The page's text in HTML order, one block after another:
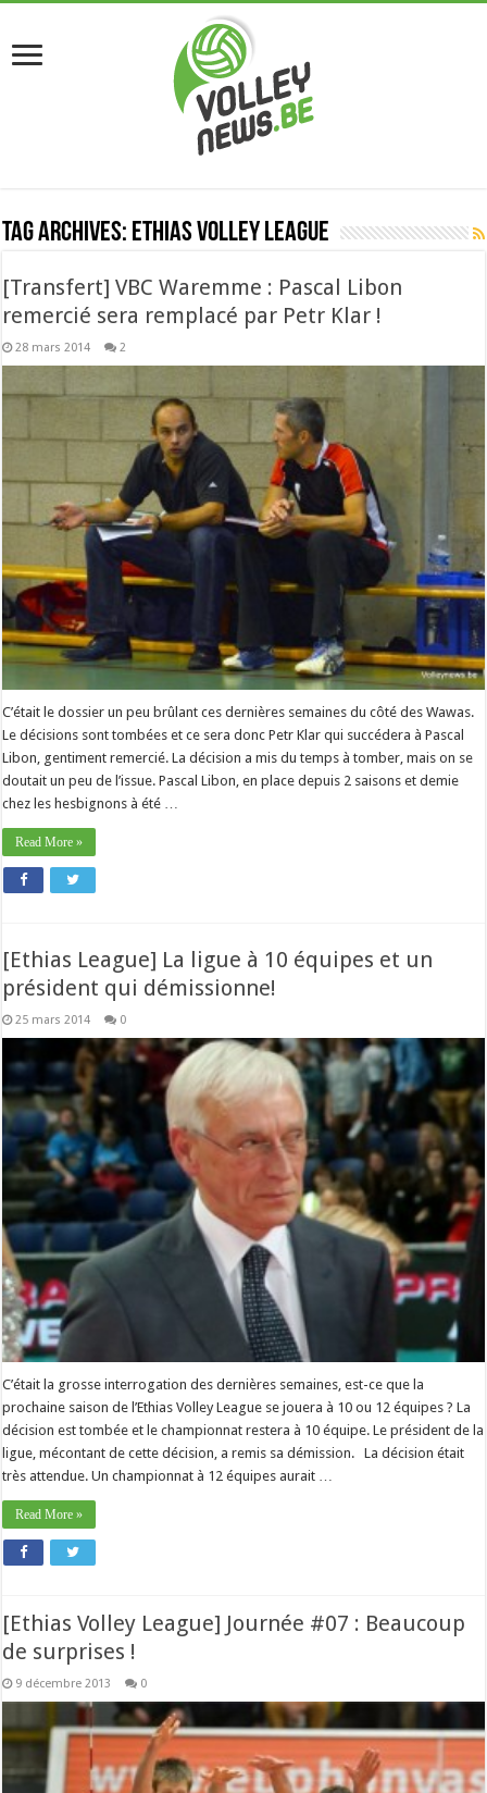
Tag Archives: ethias volley league
[Transfert] VBC Waremme : Pascal Libon
remercié sera remplacé par Petr Klar !
28 mars 2014 2
C’était le dossier un peu brûlant ces dernières semaines du côté des Wawas.
Le décisions sont tombées et ce sera donc Petr Klar qui succédera à Pascal
Libon, gentiment remercié. La décision a mis du temps à tomber, mais on se
doutait un peu de l’issue. Pascal Libon, en place depuis 2 saisons et demie
chez les hesbignons à été …
Read More »
[Ethias League] La ligue à 10 équipes et un
président qui démissionne!
25 mars 2014 0
C’était la grosse interrogation des dernières semaines, est-ce que la
prochaine saison de l’Ethias Volley League se jouera à 10 ou 12 équipes ? La
décision est tombée et le championnat restera à 10 équipe. Le président de la
ligue, mécontant de cette décision, a remis sa démission. La décision était
très attendue. Un championnat à 12 équipes aurait …
Read More »
[Ethias Volley League] Journée #07 : Beaucoup
de surprises !
9 décembre 2013 0